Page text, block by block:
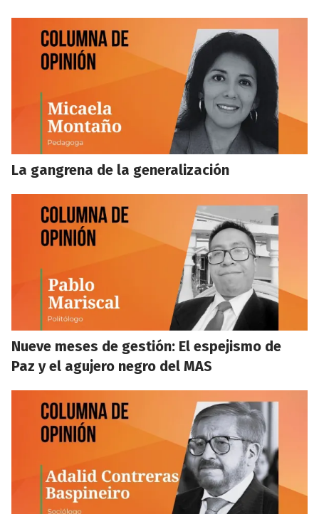
La gangrena de la generalización
Nueve meses de gestión: El espejismo de
Paz y el agujero negro del MAS